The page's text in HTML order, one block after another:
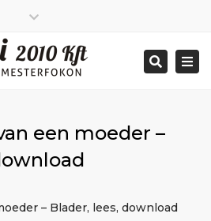
Renovations
top
bar
Search
een moeder –
– Blader, lees, download